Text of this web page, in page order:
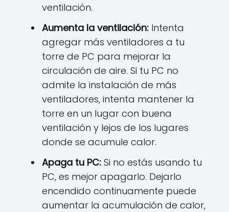
ventilación.
Aumenta la ventilación: Intenta
agregar más ventiladores a tu
torre de PC para mejorar la
circulación de aire. Si tu PC no
admite la instalación de más
ventiladores, intenta mantener la
torre en un lugar con buena
ventilación y lejos de los lugares
donde se acumule calor.
Apaga tu PC: Si no estás usando tu
PC, es mejor apagarlo. Dejarlo
encendido continuamente puede
aumentar la acumulación de calor,